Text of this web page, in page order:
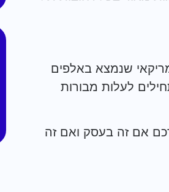
שנמצא באלפים
לעלות מבורות
אם זה בעסק ואם זה